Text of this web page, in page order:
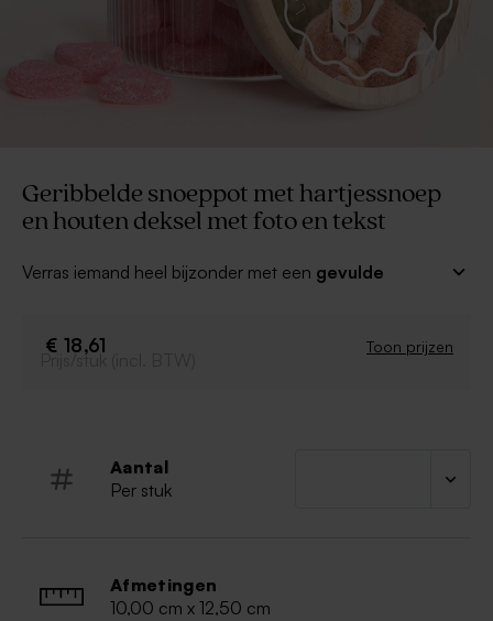
Geribbelde snoeppot met hartjessnoep
en houten deksel met foto en tekst
Verras iemand heel bijzonder met een gevulde
snoephartjes
. Op het deksel kan je een persoonlijke
Ontwerp wordt op het deksel gedrukt
Gevuld met 400gr zuur hartjessnoep
Bevat geen allergenen
Houten deksel. Hout is een natuurproduct
€ 18,61 Toon prijzen
Prijs/stuk (incl. BTW)
Aantal
Per stuk
Afmetingen
10,00 cm x 12,50 cm